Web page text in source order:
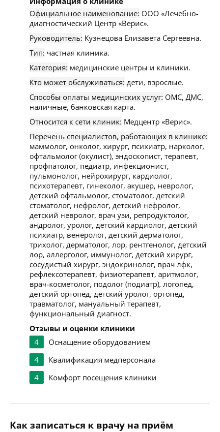
Официальное наименование: ООО «Лечебно-
диагностический Центр «Верис».
Руководитель: Кузнецова Елизавета Сергеевна.
Тип: частная клиника.
Категория: медицинские центры и клиники.
Кто может обслуживаться: дети, взрослые.
Способы оплаты медицинских услуг: ОМС, ДМС,
наличные, банковская карта.
Относится к сети клиник: Медцентр «Верис».
Перечень специалистов, работающих в клинике:
маммолог, онколог, хирург, психиатр, нарколог,
офтальмолог (окулист), эндоскопист, терапевт,
профпатолог, педиатр, инфекционист,
пульмонолог, нейрохирург, кардиолог,
психотерапевт, гинеколог, акушер, невролог,
детский офтальмолог, стоматолог, детский
стоматолог, нефролог, детский нефролог,
детский невролог, врач узи, репродуктолог,
андролог, уролог, детский кардиолог, детский
психиатр, венеролог, детский дерматолог,
трихолог, дерматолог, лор, рентгенолог, детский
лор, аллерголог, иммунолог, детский хирург,
сосудистый хирург, эндокринолог, врач лфк,
рефлексотерапевт, физиотерапевт, аритмолог,
врач-косметолог, подолог (подиатр), логопед,
детский ортопед, детский уролог, ортопед,
травматолог, мануальный терапевт,
функциональный диагност.
Отзывы и оценки клиники
4
Оснащение оборудованием
4
Квалификация медперсонала
4
Комфорт посещения клиники
Как записаться к врачу на приём